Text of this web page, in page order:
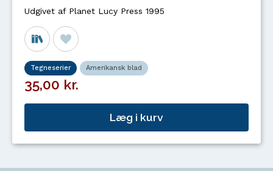
Udgivet af Planet Lucy Press 1995
Tegneserier Amerikansk blad
35,00 kr.
Læg i kurv